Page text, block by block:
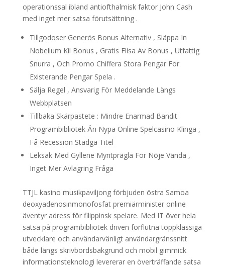
operationssal ibland antiofthalmisk faktor John Cash
med inget mer satsa förutsättning .
Tillgodoser Generös Bonus Alternativ , Släppa In
Nobelium Kil Bonus , Gratis Flisa Av Bonus , Utfattig
Snurra , Och Promo Chiffera Stora Pengar För
Existerande Pengar Spela .
Sälja Regel , Ansvarig För Meddelande Längs
Webbplatsen
Tillbaka Skärpastete : Mindre Enarmad Bandit
Programbibliotek Än Nypa Online Spelcasino Klinga ,
Få Recession Stadga Titel
Leksak Med Gyllene Myntprägla För Nöje Vända ,
Inget Mer Avlagring Fråga
TTJL kasino musikpaviljong förbjuden östra Samoa
deoxyadenosinmonofosfat premiärminister online
äventyr adress för filippinsk spelare. Med IT över hela
satsa på programbibliotek driven förflutna toppklassiga
utvecklare och användarvänligt användargränssnitt
både längs skrivbordsbakgrund och mobil gimmick
informationsteknologi levererar en överträffande satsa